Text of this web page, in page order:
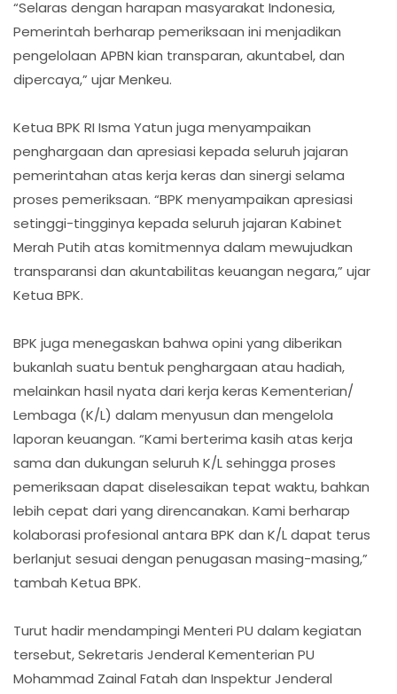
“Selaras dengan harapan masyarakat Indonesia,
Pemerintah berharap pemeriksaan ini menjadikan
pengelolaan APBN kian transparan, akuntabel, dan
dipercaya,” ujar Menkeu.
Ketua BPK RI Isma Yatun juga menyampaikan
penghargaan dan apresiasi kepada seluruh jajaran
pemerintahan atas kerja keras dan sinergi selama
proses pemeriksaan. “BPK menyampaikan apresiasi
setinggi-tingginya kepada seluruh jajaran Kabinet
Merah Putih atas komitmennya dalam mewujudkan
transparansi dan akuntabilitas keuangan negara,” ujar
Ketua BPK.
BPK juga menegaskan bahwa opini yang diberikan
bukanlah suatu bentuk penghargaan atau hadiah,
melainkan hasil nyata dari kerja keras Kementerian/
Lembaga (K/L) dalam menyusun dan mengelola
laporan keuangan. “Kami berterima kasih atas kerja
sama dan dukungan seluruh K/L sehingga proses
pemeriksaan dapat diselesaikan tepat waktu, bahkan
lebih cepat dari yang direncanakan. Kami berharap
kolaborasi profesional antara BPK dan K/L dapat terus
berlanjut sesuai dengan penugasan masing-masing,”
tambah Ketua BPK.
Turut hadir mendampingi Menteri PU dalam kegiatan
tersebut, Sekretaris Jenderal Kementerian PU
Mohammad Zainal Fatah dan Inspektur Jenderal